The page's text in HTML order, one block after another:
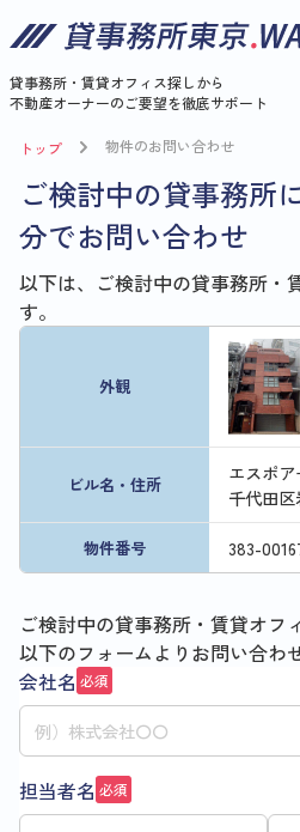
貸事務所・賃貸オフィス探しから
不動産オーナーのご要望を徹底サポート
トップ 物件のお問い合わせ
ご検討中の貸事務所
分でお問い合わせ
以下は、ご検討中の貸事務所・
す。
外観
ビル名・住所
エスポ
千代田
物件番号 383-
ご検討中の貸事務所・賃貸オフ
以下のフォームよりお問い合わ
会社名 必須
担当者名 必須